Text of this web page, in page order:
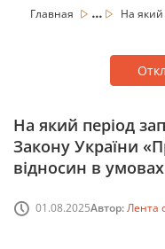
Главная ... На який
На який період
Закону України
відносин в
01.08.2025Автор:Лента